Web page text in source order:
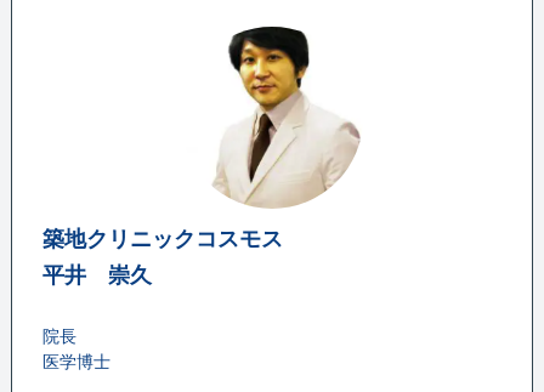
築地クリニックコスモス
平井 崇久
院長
医学博士